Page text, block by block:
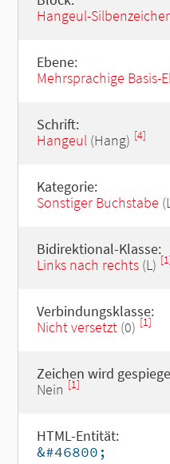
Hangeul-
Ebene:
Mehrsprachige Basis-
Schrift:
Hangeul(Hang) [4]
Kategorie:
Sonstiger Buchstabe
Bidirektional-Klasse:
Links nach rechts(L)
Verbindungsklasse:
Nicht versetzt(0) [1]
Zeichen wird
Nein [1]
HTML-Entität:
&#46800;